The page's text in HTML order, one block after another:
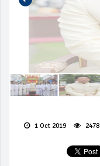
1 Oct 2019 2478